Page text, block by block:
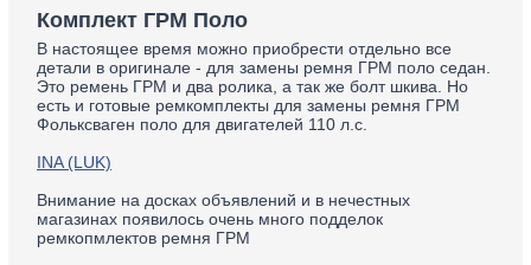
Комплект ГРМ Поло
В настоящее время можно приобрести отдельно все
детали в оригинале - для замены ремня ГРМ поло седан.
Это ремень ГРМ и два ролика, а так же болт шкива. Но
есть и готовые ремкомплекты для замены ремня ГРМ
Фольксваген поло для двигателей 110 л.с.
INA (LUK)
Внимание на досках объявлений и в нечестных
магазинах появилось очень много подделок
ремкопмлектов ремня ГРМ